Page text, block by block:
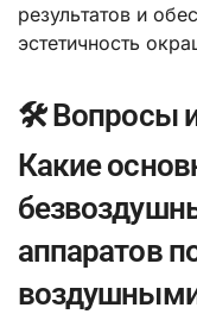
результатов и
эстетичность
🛠️ Вопросы
Какие
аппаратов